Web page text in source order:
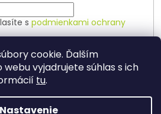
cookie. Ďalším
vyjadrujete súhlas s ich
tu.
Nastavenie
s podmienkami ochrany